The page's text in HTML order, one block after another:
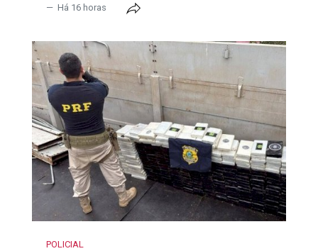
Há 16 horas
POLICIAL